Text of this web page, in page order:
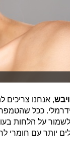
, אנחנו
ככל
על הלחות
יותר עם חומרי